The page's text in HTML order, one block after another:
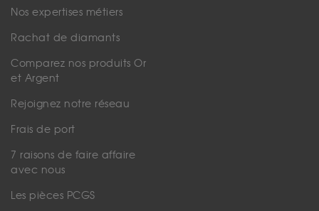
Nos expertises métiers
Rachat de diamants
Comparez nos produits Or
et Argent
Rejoignez notre réseau
Frais de port
7 raisons de faire affaire
avec nous
Les pièces PCGS